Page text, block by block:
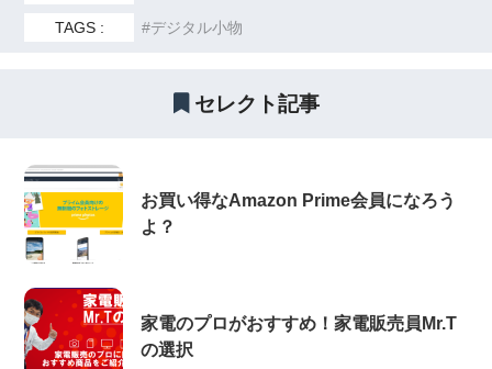
TAGS : デジタル小物
セレクト記事
お買い得なAmazon Prime会員になろう
よ？
家電のプロがおすすめ！家電販売員Mr.T
の選択